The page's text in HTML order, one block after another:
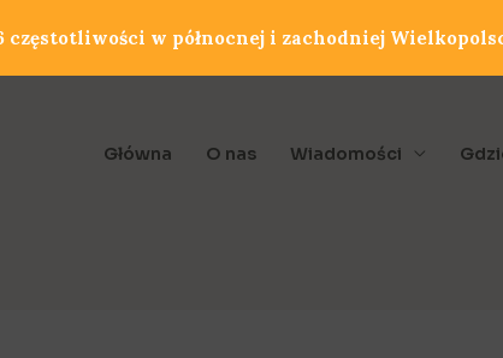
Główna O nas Wiadomości
w północnej i zachodniej